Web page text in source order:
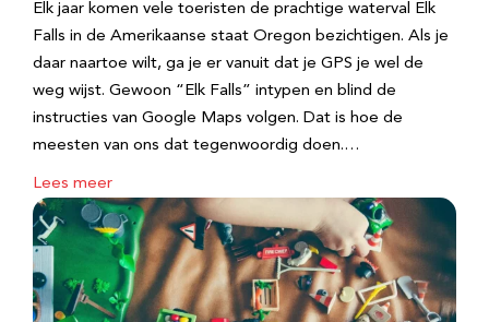
Elk jaar komen vele toeristen de prachtige waterval Elk
Falls in de Amerikaanse staat Oregon bezichtigen. Als je
daar naartoe wilt, ga je er vanuit dat je GPS je wel de
weg wijst. Gewoon “Elk Falls” intypen en blind de
instructies van Google Maps volgen. Dat is hoe de
meesten van ons dat tegenwoordig doen.…
Lees meer